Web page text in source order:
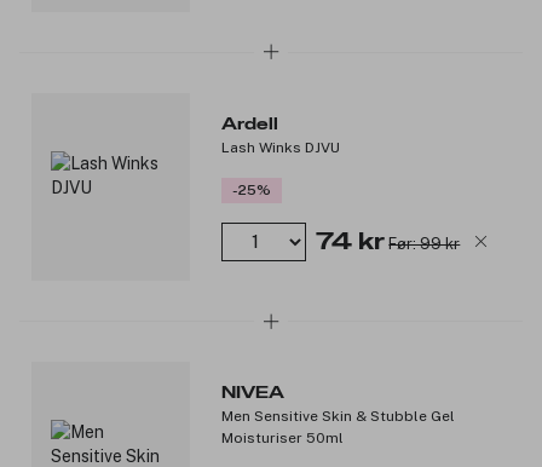
Sertifiserte økologiske ingredienser. Resirkulerbar innpakning.
3295783Ardell
Lash Winks DJVU
-25%
74 kr Før: 99 kr
NIVEA
Men Sensitive Skin & Stubble Gel
Moisturiser 50ml